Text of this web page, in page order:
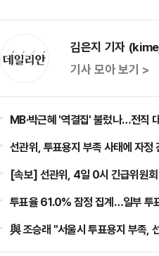
김은지 기자
기사 모아 보기 >
MB·박근혜 '역결집' 불렀나…전직
선관위, 투표용지 부족 사태에 자
[속보] 선관위, 4일 0시 긴급위원
투표율 61.0% 잠정 집계…일부 투
與 조승래 "서울시 투표용지 부족,